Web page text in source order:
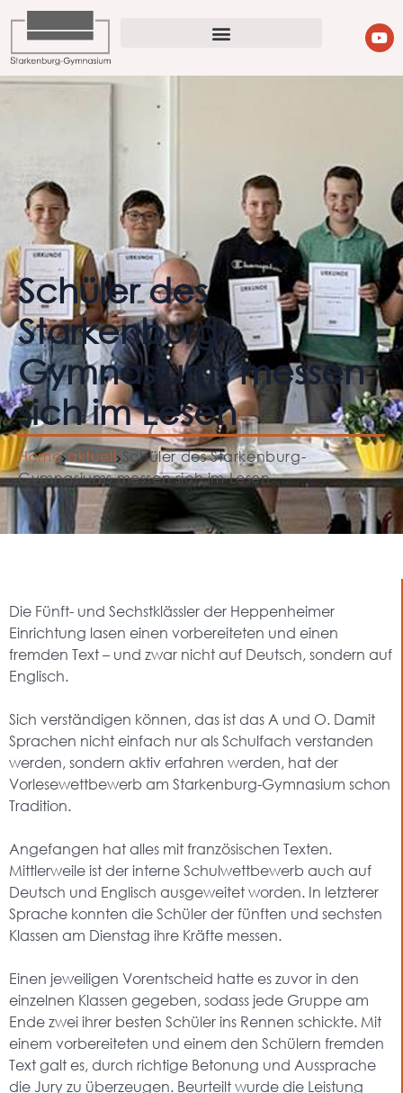
Schüler des
Starkenburg-
Gymnasiums messen
sich im Lesen
Home aktuell Schüler des Starkenburg-
Gymnasiums messen sich im Lesen
Die Fünft- und Sechstklässler der Heppenheimer
Einrichtung lasen einen vorbereiteten und einen
fremden Text – und zwar nicht auf Deutsch, sondern auf
Englisch.
Sich verständigen können, das ist das A und O. Damit
Sprachen nicht einfach nur als Schulfach verstanden
werden, sondern aktiv erfahren werden, hat der
Vorlesewettbewerb am Starkenburg-Gymnasium schon
Tradition.
Angefangen hat alles mit französischen Texten.
Mittlerweile ist der interne Schulwettbewerb auch auf
Deutsch und Englisch ausgeweitet worden. In letzterer
Sprache konnten die Schüler der fünften und sechsten
Klassen am Dienstag ihre Kräfte messen.
Einen jeweiligen Vorentscheid hatte es zuvor in den
einzelnen Klassen gegeben, sodass jede Gruppe am
Ende zwei ihrer besten Schüler ins Rennen schickte. Mit
einem vorbereiteten und einem den Schülern fremden
Text galt es, durch richtige Betonung und Aussprache
die Jury zu überzeugen. Beurteilt wurde die Leistung